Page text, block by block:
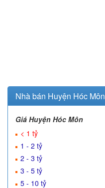
Nhà bán Huyện Hóc Môn
Giá Huyện Hóc Môn
< 1 tỷ
1 - 2 tỷ
2 - 3 tỷ
3 - 5 tỷ
5 - 10 tỷ